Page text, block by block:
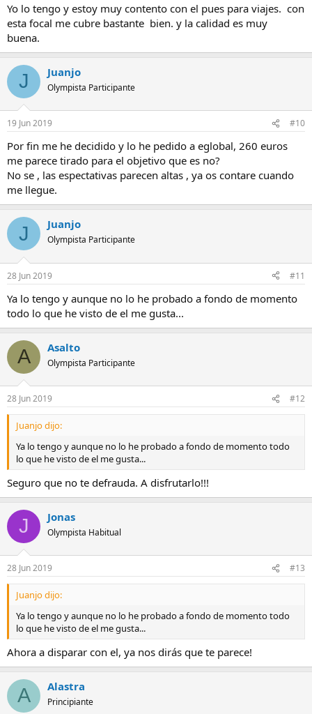
Yo lo tengo y estoy muy contento con el pues para viajes. con
esta focal me cubre bastante bien. y la calidad es muy
buena.
J Juanjo
Olympista Participante
19 Jun 2019 #10
Por fin me he decidido y lo he pedido a eglobal, 260 euros
me parece tirado para el objetivo que es no?
No se , las espectativas parecen altas , ya os contare cuando
me llegue.
J Juanjo
Olympista Participante
28 Jun 2019 #11
Ya lo tengo y aunque no lo he probado a fondo de momento
todo lo que he visto de el me gusta...
A Asalto
Olympista Participante
28 Jun 2019 #12
Juanjo dijo:
Ya lo tengo y aunque no lo he probado a fondo de momento todo
lo que he visto de el me gusta...
Seguro que no te defrauda. A disfrutarlo!!!
J Jonas
Olympista Habitual
28 Jun 2019 #13
Juanjo dijo:
Ya lo tengo y aunque no lo he probado a fondo de momento todo
lo que he visto de el me gusta...
Ahora a disparar con el, ya nos dirás que te parece!
A Alastra
Principiante